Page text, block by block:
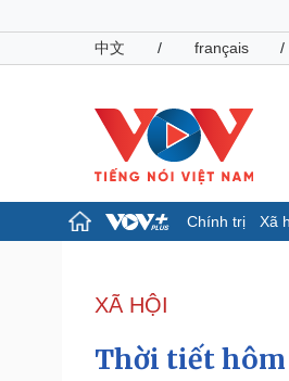
中文
/ français /
Chính trị Xã
Đảng
Tổ chức nhân sự
Nhận diện sự thật
XÃ HỘI
Thời tiết hôm